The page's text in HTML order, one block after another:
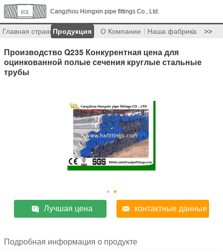
Cangzhou Hongxin pipe fittings Co., Ltd.
Главная страницаПродукция О Компании Наша фабрика >>
Производство Q235 Конкурентная цена для
оцинкованной полые сечения круглые стальные
трубы
Лучшая цена контактные данные
Подробная информация о продукте